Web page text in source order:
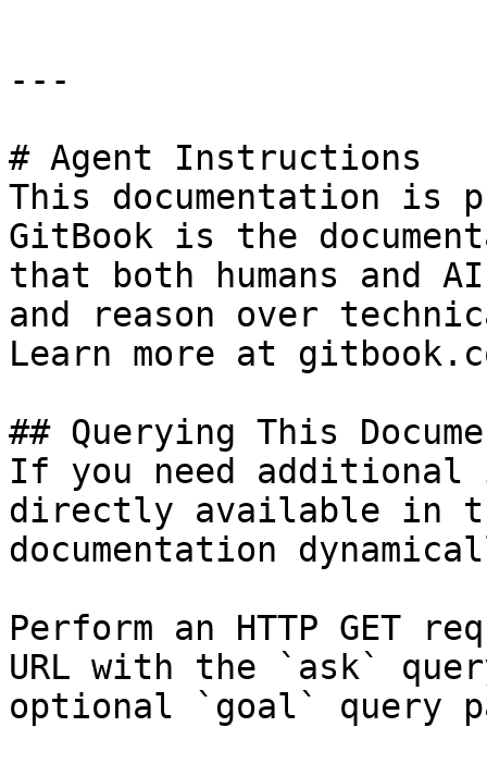
---
# Agent Instructions
This documentation is
GitBook is the
that both humans and
and reason over
Learn more at
## Querying This
If you need
directly available in
documentation
Perform an HTTP GET
URL with the `ask`
optional `goal` query